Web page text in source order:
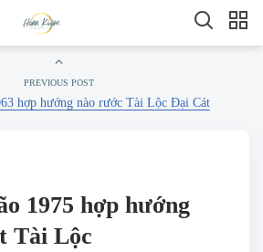
PREVIOUS POST
hợp hướng nào rước Tài Lộc Đại Cát
1975 hợp hướng
Tài Lộc